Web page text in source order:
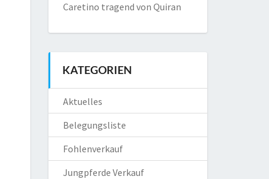
Caretino tragend von Quiran
KATEGORIEN
Aktuelles
Belegungsliste
Fohlenverkauf
Jungpferde Verkauf